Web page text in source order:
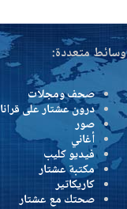
وسائط متعددة:
صحف ومجلات
درون عشتار على قرانا
صور
أغاني
فيديو كليب
مكتبة عشتار
كاريكاتير
صحتك مع عشتار